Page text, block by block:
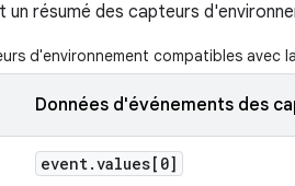
un résumé des capteurs
d'environnement compatibles avec
Données d'événements des
event.values[0]